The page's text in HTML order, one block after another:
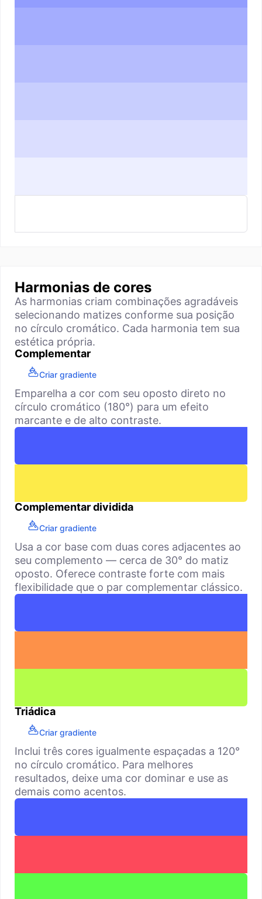
Harmonias de cores
As harmonias criam combinações agradáveis
selecionando matizes conforme sua posição
no círculo cromático. Cada harmonia tem sua
estética própria.
Complementar
Criar gradiente
Emparelha a cor com seu oposto direto no
círculo cromático (180°) para um efeito
marcante e de alto contraste.
Complementar dividida
Criar gradiente
Usa a cor base com duas cores adjacentes ao
seu complemento — cerca de 30° do matiz
oposto. Oferece contraste forte com mais
flexibilidade que o par complementar clássico.
Triádica
Criar gradiente
Inclui três cores igualmente espaçadas a 120°
no círculo cromático. Para melhores
resultados, deixe uma cor dominar e use as
demais como acentos.